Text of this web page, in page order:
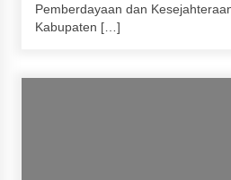
Perumdam Batulanteh Akan Lakukan
Penyesuaian Tarif Air Minum
Pemberdayaan dan
Kabupaten […]